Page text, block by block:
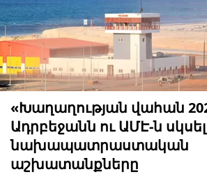
«Խաղաղության վահան
Ադրբեջանն ու ԱՄԷ-ն
նախապատրաստական ​​
աշխատանքները